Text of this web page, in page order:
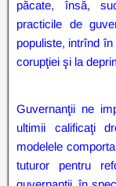
păcate, însă,
practicile de
populiste, intrînd
corupţiei şi la
Guvernanţii ne
ultimii calificaţi
modelele
tuturor pentru